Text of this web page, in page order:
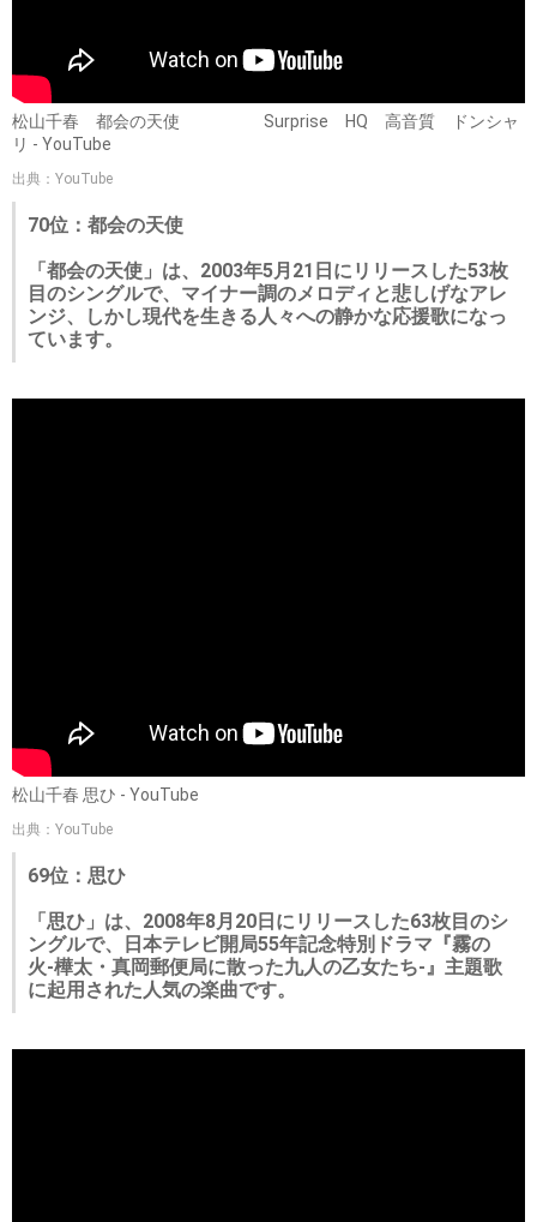
松山千春 都会の天使 Surprise HQ 高音質 ドンシャ
リ - YouTube
出典：YouTube
70位：都会の天使
「都会の天使」は、2003年5月21日にリリースした53枚
目のシングルで、マイナー調のメロディと悲しげなアレ
ンジ、しかし現代を生きる人々への静かな応援歌になっ
ています。
松山千春 思ひ - YouTube
出典：YouTube
69位：思ひ
「思ひ」は、2008年8月20日にリリースした63枚目のシ
ングルで、日本テレビ開局55年記念特別ドラマ『霧の
火-樺太・真岡郵便局に散った九人の乙女たち-』主題歌
に起用された人気の楽曲です。